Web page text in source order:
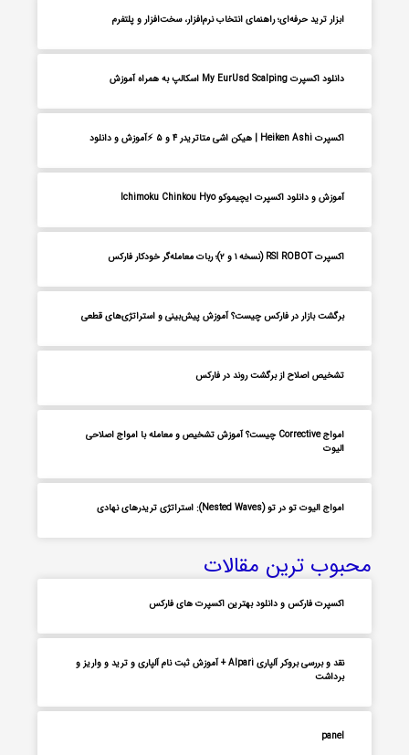
ابزار ترید حرفه‌ای؛ راهنمای انتخاب نرم‌افزار، سخت‌افزار و پلتفرم
دانلود اکسپرت My EurUsd Scalping اسکالپ به همراه آموزش
اکسپرت Heiken Ashi | هیکن اشی متاتریدر ۴ و ۵ ⚡آموزش و دانلود
آموزش و دانلود اکسپرت ایچیموکو Ichimoku Chinkou Hyo
اکسپرت RSI ROBOT (نسخه ۱ و ۲)؛ ربات معامله‌گر خودکار فارکس
برگشت بازار در فارکس چیست؟ آموزش پیش‌بینی و استراتژی‌های قطعی
تشخیص اصلاح از برگشت روند در فارکس
امواج Corrective چیست؟ آموزش تشخیص و معامله با امواج اصلاحی
الیوت
امواج الیوت تو در تو (Nested Waves): استراتژی تریدرهای نهادی
محبوب ترین مقالات
اکسپرت فارکس و دانلود بهترین اکسپرت های فارکس
نقد و بررسی بروکر آلپاری Alpari + آموزش ثبت نام آلپاری و ترید و واریز و
برداشت
panel